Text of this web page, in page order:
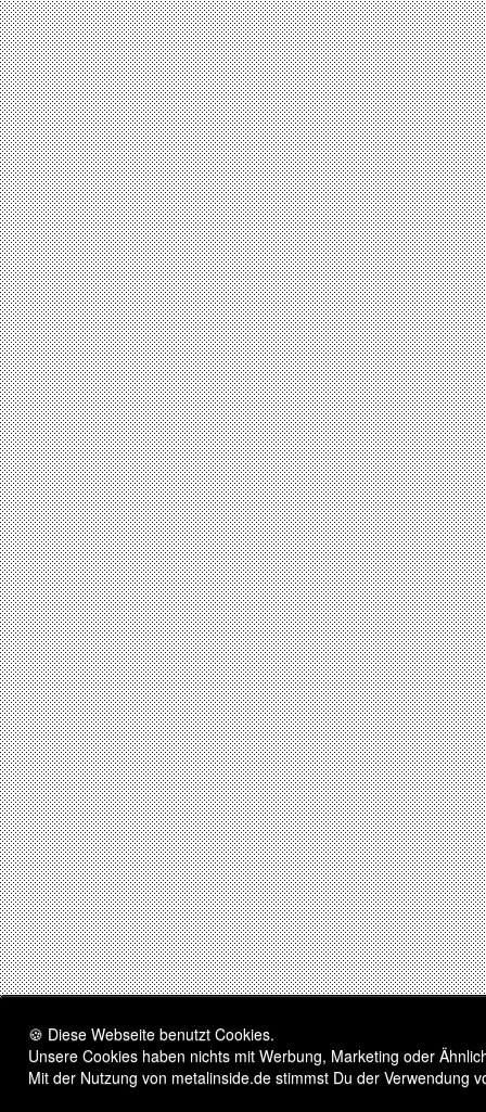
🍪 Diese Webseite benutzt Cookies.
Unsere Cookies haben nichts mit Werbung, Marketing oder
Mit der Nutzung von metalinside.de stimmst Du der Verwendung